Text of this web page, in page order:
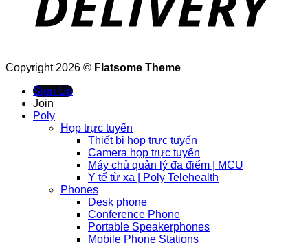
Copyright 2026 © Flatsome Theme
Sign Up
Join
Poly
Họp trực tuyến
Thiết bị họp trực tuyến
Camera họp trực tuyến
Máy chủ quản lý đa điểm | MCU
Y tế từ xa | Poly Telehealth
Phones
Desk phone
Conference Phone
Portable Speakerphones
Mobile Phone Stations